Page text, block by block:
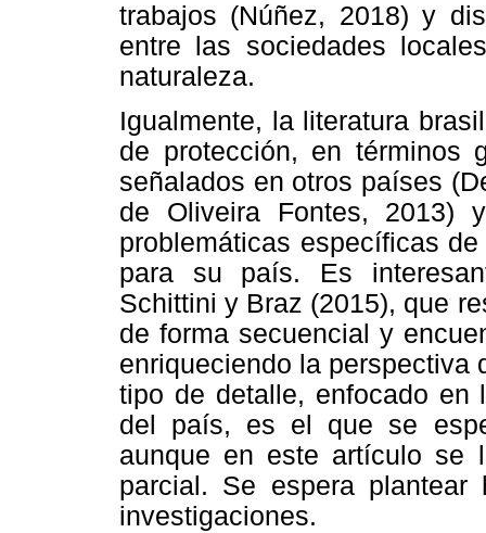
trabajos (Núñez, 2018) y
entre las sociedades
naturaleza.
Igualmente, la literatura
de protección, en términos
señalados en otros países
de Oliveira Fontes, 2013)
problemáticas específicas
para su país. Es
Schittini y Braz (2015), que
de forma secuencial y
enriqueciendo la perspectiva
tipo de detalle, enfocado en
del país, es el que se
aunque en este artículo se
parcial. Se espera plantear
investigaciones.